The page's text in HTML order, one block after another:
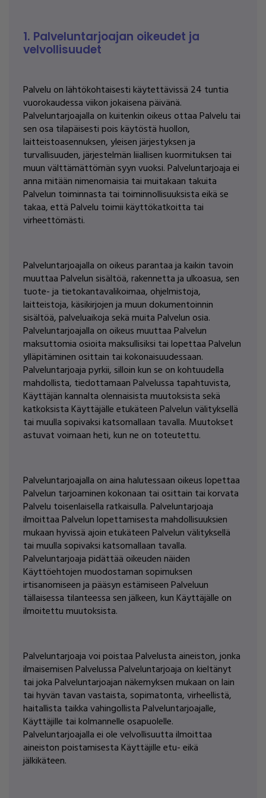
1. Palveluntarjoajan oikeudet ja
velvollisuudet
Palvelu on lähtökohtaisesti käytettävissä 24 tuntia
vuorokaudessa viikon jokaisena päivänä.
Palveluntarjoajalla on kuitenkin oikeus ottaa Palvelu tai
sen osa tilapäisesti pois käytöstä huollon,
laitteistoasennuksen, yleisen järjestyksen ja
turvallisuuden, järjestelmän liiallisen kuormituksen tai
muun välttämättömän syyn vuoksi. Palveluntarjoaja ei
anna mitään nimenomaisia tai muitakaan takuita
Palvelun toiminnasta tai toiminnollisuuksista eikä se
takaa, että Palvelu toimii käyttökatkoitta tai
virheettömästi.
Palveluntarjoajalla on oikeus parantaa ja kaikin tavoin
muuttaa Palvelun sisältöä, rakennetta ja ulkoasua, sen
tuote- ja tietokantavalikoimaa, ohjelmistoja,
laitteistoja, käsikirjojen ja muun dokumentoinnin
sisältöä, palveluaikoja sekä muita Palvelun osia.
Palveluntarjoajalla on oikeus muuttaa Palvelun
maksuttomia osioita maksullisiksi tai lopettaa Palvelun
ylläpitäminen osittain tai kokonaisuudessaan.
Palveluntarjoaja pyrkii, silloin kun se on kohtuudella
mahdollista, tiedottamaan Palvelussa tapahtuvista,
Käyttäjän kannalta olennaisista muutoksista sekä
katkoksista Käyttäjälle etukäteen Palvelun välityksellä
tai muulla sopivaksi katsomallaan tavalla. Muutokset
astuvat voimaan heti, kun ne on toteutettu.
Palveluntarjoajalla on aina halutessaan oikeus lopettaa
Palvelun tarjoaminen kokonaan tai osittain tai korvata
Palvelu toisenlaisella ratkaisulla. Palveluntarjoaja
ilmoittaa Palvelun lopettamisesta mahdollisuuksien
mukaan hyvissä ajoin etukäteen Palvelun välityksellä
tai muulla sopivaksi katsomallaan tavalla.
Palveluntarjoaja pidättää oikeuden näiden
Käyttöehtojen muodostaman sopimuksen
irtisanomiseen ja pääsyn estämiseen Palveluun
tällaisessa tilanteessa sen jälkeen, kun Käyttäjälle on
ilmoitettu muutoksista.
Palveluntarjoaja voi poistaa Palvelusta aineiston, jonka
ilmaisemisen Palvelussa Palveluntarjoaja on kieltänyt
tai joka Palveluntarjoajan näkemyksen mukaan on lain
tai hyvän tavan vastaista, sopimatonta, virheellistä,
haitallista taikka vahingollista Palveluntarjoajalle,
Käyttäjille tai kolmannelle osapuolelle.
Palveluntarjoajalla ei ole velvollisuutta ilmoittaa
aineiston poistamisesta Käyttäjille etu- eikä
jälkikäteen.